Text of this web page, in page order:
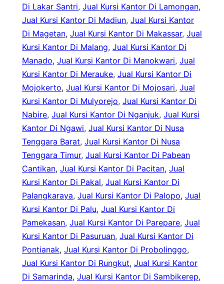
Di Lakar Santri, Jual Kursi Kantor Di Lamongan
Jual Kursi Kantor Di Madiun, Jual Kursi Kantor
Di Magetan, Jual Kursi Kantor Di Makassar, Jual
Kursi Kantor Di Malang, Jual Kursi Kantor Di
Manado, Jual Kursi Kantor Di Manokwari, Jual
Kursi Kantor Di Merauke, Jual Kursi Kantor Di
Mojokerto, Jual Kursi Kantor Di Mojosari, Jual
Kursi Kantor Di Mulyorejo, Jual Kursi Kantor Di
Nabire, Jual Kursi Kantor Di Nganjuk, Jual Kursi
Kantor Di Ngawi, Jual Kursi Kantor Di Nusa
Tenggara Barat, Jual Kursi Kantor Di Nusa
Tenggara Timur, Jual Kursi Kantor Di Pabean
Cantikan, Jual Kursi Kantor Di Pacitan, Jual
Kursi Kantor Di Pakal, Jual Kursi Kantor Di
Palangkaraya, Jual Kursi Kantor Di Palopo, Jual
Kursi Kantor Di Palu, Jual Kursi Kantor Di
Pamekasan, Jual Kursi Kantor Di Parepare, Jual
Kursi Kantor Di Pasuruan, Jual Kursi Kantor Di
Pontianak, Jual Kursi Kantor Di Probolinggo
Jual Kursi Kantor Di Rungkut, Jual Kursi Kantor
Di Samarinda, Jual Kursi Kantor Di Sambikerep